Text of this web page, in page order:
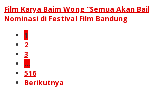
Film Karya Baim Wong “Semua Akan
Nominasi di Festival Film Bandung
1
2
3
…
516
Berikutnya